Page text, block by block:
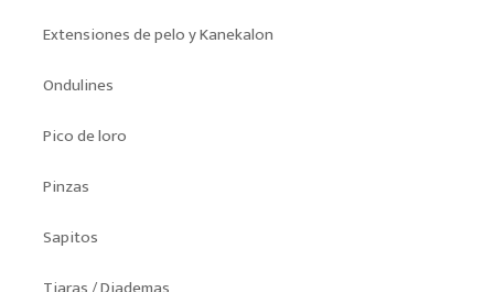
Extensiones de pelo y Kanekalon
Ondulines
Pico de loro
Pinzas
Sapitos